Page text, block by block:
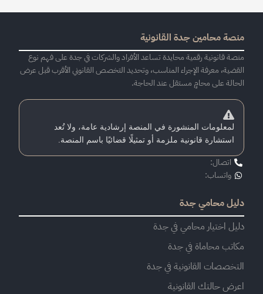
منصة محامين جدة القانونية
منصة قانونية رقمية محايدة تساعد الأفراد والشركات في جدة على فهم نوع
القضية، معرفة الإجراء المناسب، وتحديد التخصص القانوني الأقرب قبل عرض
الحالة على محامٍ مستقل عند الحاجة.
لمعلومات المنشورة في المنصة إرشادية عامة، ولا تُعد
استشارة قانونية ملزمة أو تمثيلًا قضائيًا باسم المنصة.
اتصال:
واتساب:
دليل محامي جدة
دليل اختيار محامي في جدة
مكاتب محاماة في جدة
التخصصات القانونية في جدة
اعرض حالتك القانونية